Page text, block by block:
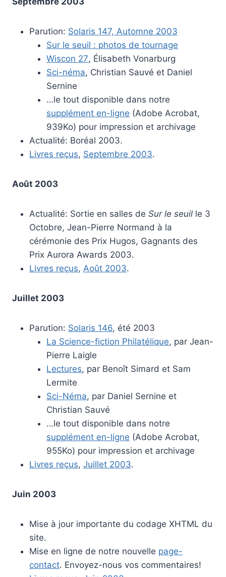
Parution: Solaris 147, Automne 2003
Sur le seuil : photos de tournage
Wiscon 27, Élisabeth Vonarburg
Sci-néma, Christian Sauvé et Daniel
Sernine
…le tout disponible dans notre
supplément en-ligne (Adobe Acrobat,
939Ko) pour impression et archivage
Actualité: Boréal 2003.
Livres reçus, Septembre 2003.
Août 2003
Actualité: Sortie en salles de Sur le seuil le 3
Octobre, Jean-Pierre Normand à la
cérémonie des Prix Hugos, Gagnants des
Prix Aurora Awards 2003.
Livres reçus, Août 2003.
Juillet 2003
Parution: Solaris 146, été 2003
La Science-fiction Philatélique, par Jean-
Pierre Laigle
Lectures, par Benoît Simard et Sam
Lermite
Sci-Néma, par Daniel Sernine et
Christian Sauvé
…le tout disponible dans notre
supplément en-ligne (Adobe Acrobat,
955Ko) pour impression et archivage
Livres reçus, Juillet 2003.
Juin 2003
Mise à jour importante du codage XHTML du
site.
Mise en ligne de notre nouvelle page-
contact. Envoyez-nous vos commentaires!